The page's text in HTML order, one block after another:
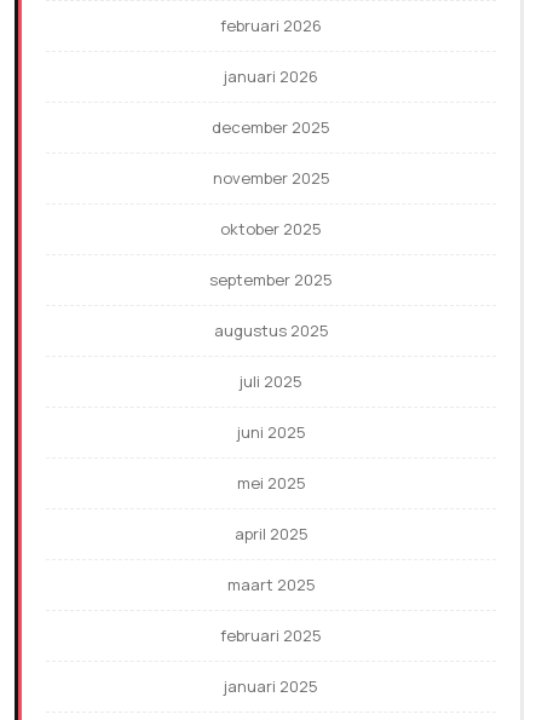
februari 2026
januari 2026
december 2025
november 2025
oktober 2025
september 2025
augustus 2025
juli 2025
juni 2025
mei 2025
april 2025
maart 2025
februari 2025
januari 2025